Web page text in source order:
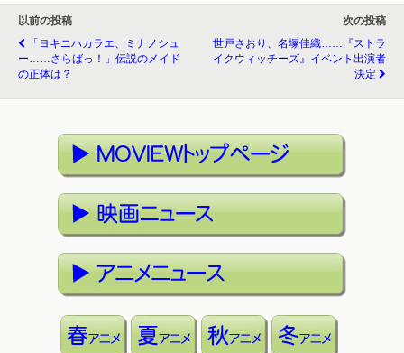
以前の投稿
「ヨキニハカラエ、ミナノシュ
ー……さらばっ！」伝説のメイド
の正体は？
次の投稿
世戸さおり、名塚佳織……『ストラ
イクウィッチーズ』イベント出演者
決定